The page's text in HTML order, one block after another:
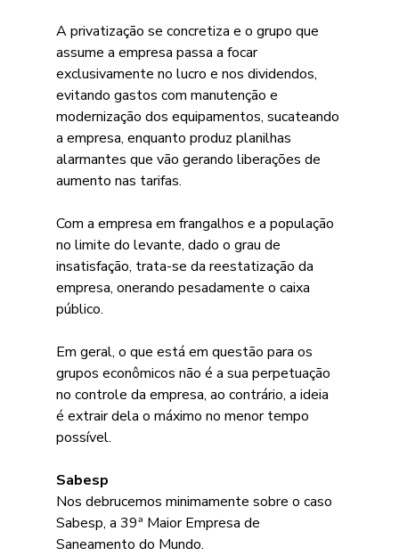
A privatização se concretiza e o grupo que
assume a empresa passa a focar
exclusivamente no lucro e nos dividendos,
evitando gastos com manutenção e
modernização dos equipamentos, sucateando
a empresa, enquanto produz planilhas
alarmantes que vão gerando liberações de
aumento nas tarifas.
Com a empresa em frangalhos e a população
no limite do levante, dado o grau de
insatisfação, trata-se da reestatização da
empresa, onerando pesadamente o caixa
público.
Em geral, o que está em questão para os
grupos econômicos não é a sua perpetuação
no controle da empresa, ao contrário, a ideia
é extrair dela o máximo no menor tempo
possível.
Sabesp
Nos debrucemos minimamente sobre o caso
Sabesp, a 39ª Maior Empresa de
Saneamento do Mundo.